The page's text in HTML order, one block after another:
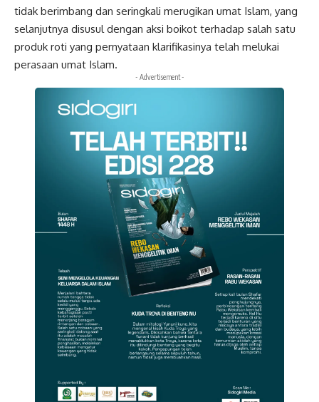
tidak berimbang dan seringkali merugikan umat Islam, yang
selanjutnya disusul dengan aksi boikot terhadap salah satu
produk roti yang pernyataan klarifikasinya telah melukai
perasaan umat Islam.
- Advertisement -